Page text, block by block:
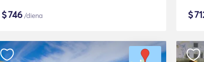
$746/diena $